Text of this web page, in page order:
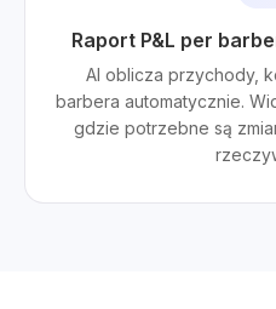
Raport P&L per
AI oblicza przychody,
barbera automatycznie.
gdzie potrzebne są